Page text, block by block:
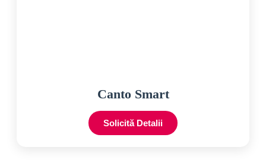
Canto Smart
Solicită Detalii